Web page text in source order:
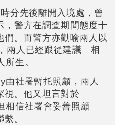
分先後離開入境處，曾
，警方在調查期間態度十
們。而警方亦勸喻兩人以
兩人已經跟從建議，相
生。
社署暫托照顧，兩人
視。他又坦言對於
相信社署會妥善照顧
。